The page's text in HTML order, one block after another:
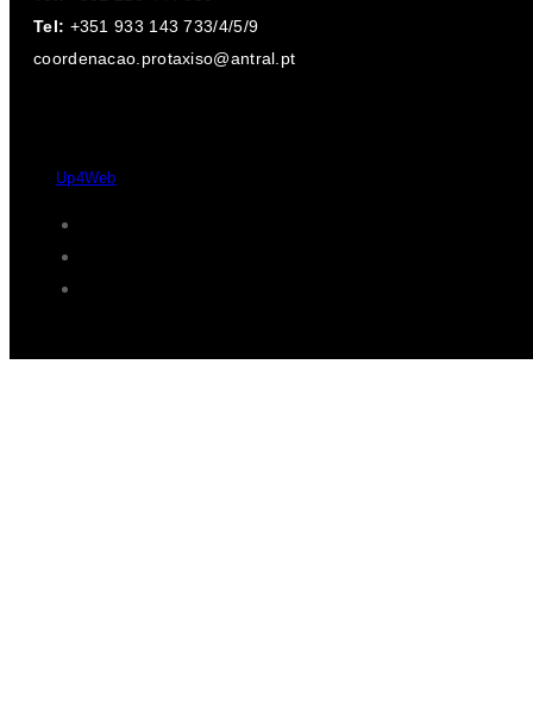
Tel: +351 933 143 733/4/5/9
coordenacao.protaxiso@antral.pt
Up4Web